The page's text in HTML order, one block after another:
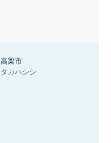
高梁市
タカハシシ